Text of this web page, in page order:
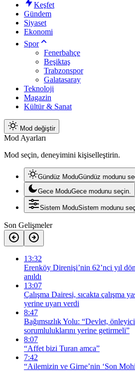
Keşfet
Gündem
Siyaset
Ekonomi
Spor
Fenerbahçe
Beşiktaş
Trabzonspor
Galatasaray
Teknoloji
Magazin
Kültür & Sanat
Mod değiştir
Mod Ayarları
Mod seçin, deneyimini kişiselleştirin.
Gündüz ModuGündüz modunu
Gece ModuGece modunu seçin.
Sistem ModuSistem modunu
Son Gelişmeler
13:32
Erenköy Direnişi’nin 62’nci yıl
anıldı
13:07
Çalışma Dairesi, sıcakta çalışma
yerine uyarı verdi
8:47
Bağımsızlık Yolu: “Devlet,
sorumluluklarını yerine getirmeli”
8:07
“Affet bizi Turan amca”
7:42
“Ailemizin ve Girne’nin ‘Son